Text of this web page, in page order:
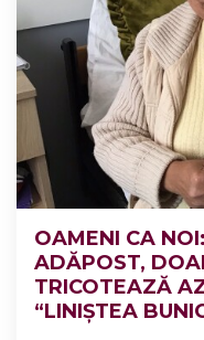
OAMENI CA
ADĂPOST,
TRICOTEAZĂ
“LINIȘTEA